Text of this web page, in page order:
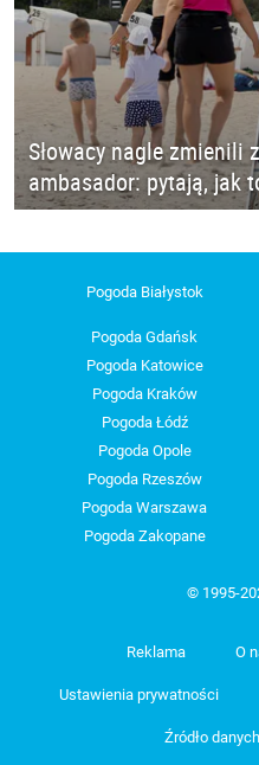
Słowacy nagle zmienili
ambasador: pytają, jak
Pogoda Białystok
Pogoda Gdańsk
Pogoda Katowice
Pogoda Kraków
Pogoda Łódź
Pogoda Opole
Pogoda Rzeszów
Pogoda Warszawa
Pogoda Zakopane
© 1995-
Reklama O
Ustawienia prywatności
Źródło